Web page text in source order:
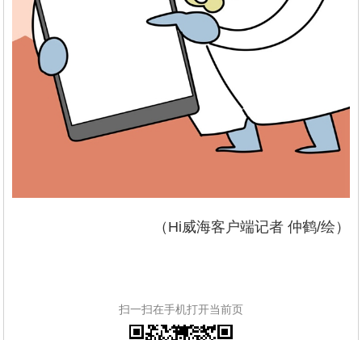
（Hi威海客户端记者 仲鹤/绘）
扫一扫在手机打开当前页